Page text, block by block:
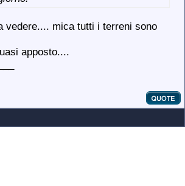
vedere.... mica tutti i terreni sono
apposto....